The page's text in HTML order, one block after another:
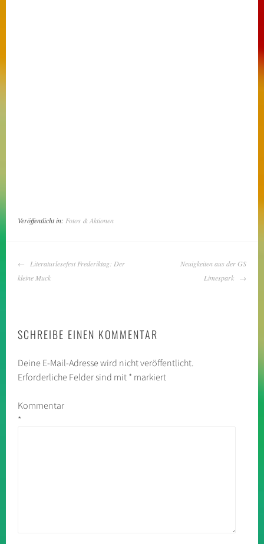
Veröffentlicht in: Fotos & Aktionen
BEITRAGS-
NAVIGATION
Literaturlesefest Frederiktag: Der
kleine Muck
Neuigkeiten aus der GS
Limespark
SCHREIBE EINEN KOMMENTAR
Deine E-Mail-Adresse wird nicht veröffentlicht.
Erforderliche Felder sind mit * markiert
Kommentar
*